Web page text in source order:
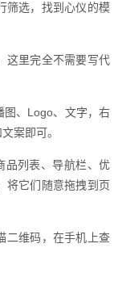
筛选，找到心仪的模
这里完全不需要写代
图、Logo、文字，右
案即可。
品列表、导航栏、优
将它们随意拖拽到页
二维码，在手机上查